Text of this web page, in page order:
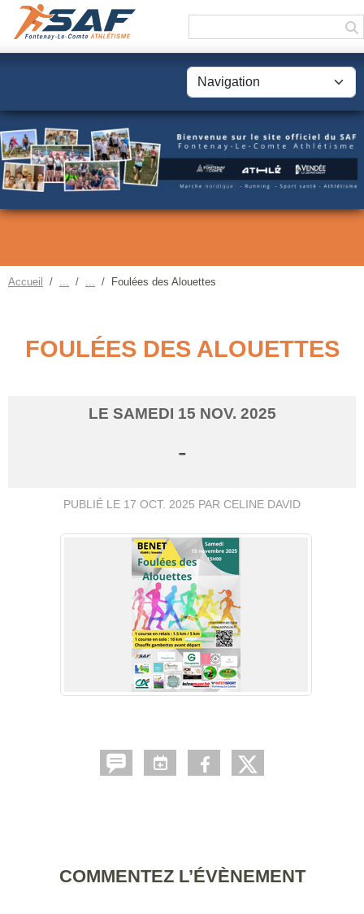
Accueil Foulées des Alouettes
FOULÉES DES ALOUETTES
LE SAMEDI 15 NOV. 2025
-
PUBLIÉ LE 17 OCT. 2025 PAR CELINE DAVID
COMMENTEZ L’ÉVÈNEMENT
Panneau de gestion des cookies